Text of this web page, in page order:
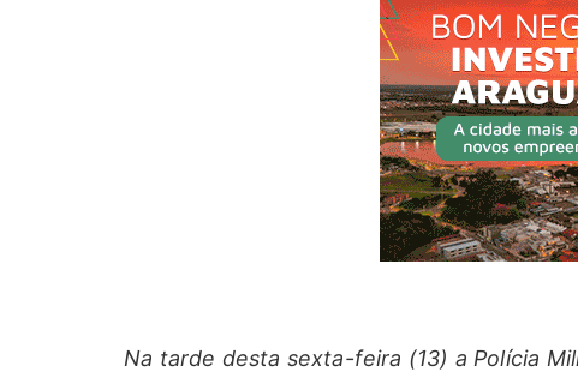
Na tarde desta sexta-feira (13) a Polícia